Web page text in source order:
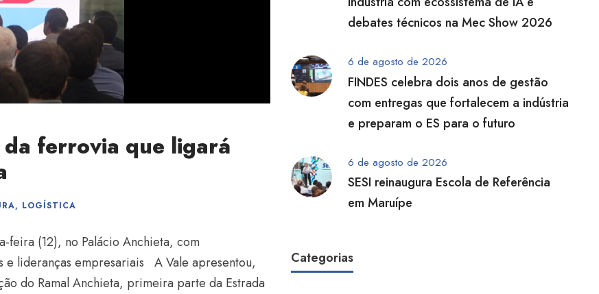
ferrovia que ligará
, LOGÍSTICA
feira (12), no Palácio Anchieta, com
e lideranças empresariais A Vale apresentou,
do Ramal Anchieta, primeira parte da Estrada
debates técnicos na Mec Show 2026
6 de agosto de 2026
FINDES celebra dois anos de gestão
com entregas que fortalecem a indústria
e preparam o ES para o futuro
6 de agosto de 2026
SESI reinaugura Escola de Referência
em Maruípe
Categorias